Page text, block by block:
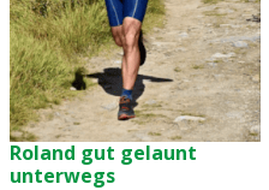
Roland gut gelaunt
unterwegs